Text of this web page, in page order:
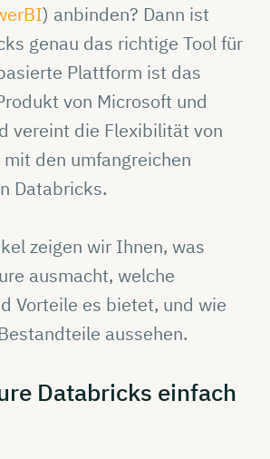
) anbinden? Dann ist
genau das richtige Tool für
Plattform ist das
von Microsoft und
vereint die Flexibilität von
den umfangreichen
Databricks.
zeigen wir Ihnen, was
ausmacht, welche
Vorteile es bietet, und wie
aussehen.
Databricks einfach